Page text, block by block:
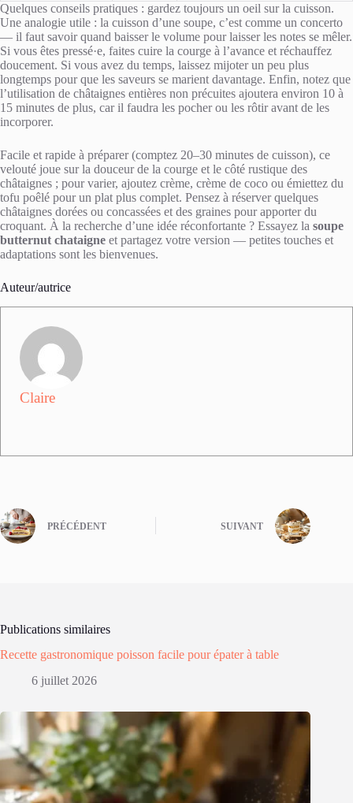
Quelques conseils pratiques : gardez toujours un oeil sur la cuisson.
Une analogie utile : la cuisson d’une soupe, c’est comme un concerto
— il faut savoir quand baisser le volume pour laisser les notes se mêler.
Si vous êtes pressé·e, faites cuire la courge à l’avance et réchauffez
doucement. Si vous avez du temps, laissez mijoter un peu plus
longtemps pour que les saveurs se marient davantage. Enfin, notez que
l’utilisation de châtaignes entières non précuites ajoutera environ 10 à
15 minutes de plus, car il faudra les pocher ou les rôtir avant de les
incorporer.
Facile et rapide à préparer (comptez 20–30 minutes de cuisson), ce
velouté joue sur la douceur de la courge et le côté rustique des
châtaignes ; pour varier, ajoutez crème, crème de coco ou émiettez du
tofu poêlé pour un plat plus complet. Pensez à réserver quelques
châtaignes dorées ou concassées et des graines pour apporter du
croquant. À la recherche d’une idée réconfortante ? Essayez la soupe
butternut chataigne et partagez votre version — petites touches et
adaptations sont les bienvenues.
Auteur/autrice
Claire
PRÉCÉDENT SUIVANT
Publications similaires
Recette gastronomique poisson facile pour épater à table
6 juillet 2026